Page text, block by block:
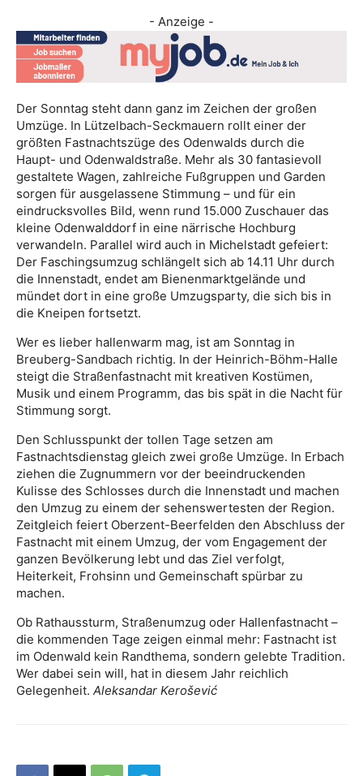
- Anzeige -
Der Sonntag steht dann ganz im Zeichen der großen
Umzüge. In Lützelbach-Seckmauern rollt einer der
größten Fastnachtszüge des Odenwalds durch die
Haupt- und Odenwaldstraße. Mehr als 30 fantasievoll
gestaltete Wagen, zahlreiche Fußgruppen und Garden
sorgen für ausgelassene Stimmung – und für ein
eindrucksvolles Bild, wenn rund 15.000 Zuschauer das
kleine Odenwalddorf in eine närrische Hochburg
verwandeln. Parallel wird auch in Michelstadt gefeiert:
Der Faschingsumzug schlängelt sich ab 14.11 Uhr durch
die Innenstadt, endet am Bienenmarktgelände und
mündet dort in eine große Umzugsparty, die sich bis in
die Kneipen fortsetzt.
Wer es lieber hallenwarm mag, ist am Sonntag in
Breuberg-Sandbach richtig. In der Heinrich-Böhm-Halle
steigt die Straßenfastnacht mit kreativen Kostümen,
Musik und einem Programm, das bis spät in die Nacht für
Stimmung sorgt.
Den Schlusspunkt der tollen Tage setzen am
Fastnachtsdienstag gleich zwei große Umzüge. In Erbach
ziehen die Zugnummern vor der beeindruckenden
Kulisse des Schlosses durch die Innenstadt und machen
den Umzug zu einem der sehenswertesten der Region.
Zeitgleich feiert Oberzent-Beerfelden den Abschluss der
Fastnacht mit einem Umzug, der vom Engagement der
ganzen Bevölkerung lebt und das Ziel verfolgt,
Heiterkeit, Frohsinn und Gemeinschaft spürbar zu
machen.
Ob Rathaussturm, Straßenumzug oder Hallenfastnacht –
die kommenden Tage zeigen einmal mehr: Fastnacht ist
im Odenwald kein Randthema, sondern gelebte Tradition.
Wer dabei sein will, hat in diesem Jahr reichlich
Gelegenheit. Aleksandar Kerošević